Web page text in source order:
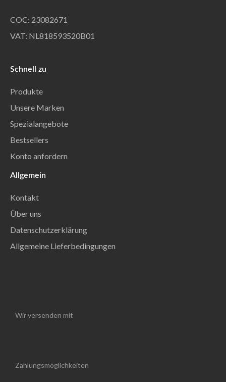
COC: 23082671
VAT: NL818593520B01
Schnell zu
Produkte
Unsere Marken
Spezialangebote
Bestsellers
Konto anfordern
Allgemein
Kontakt
Über uns
Datenschutzerklärung
Allgemeine Lieferbedingungen
Wir versenden mit
Zahlungsmöglichkeiten